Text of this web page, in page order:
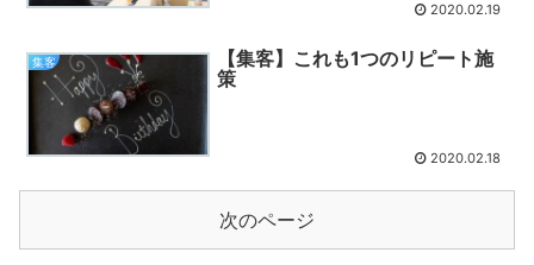
2020.02.19
集客
【集客】これも1つのリピート施
策
2020.02.18
次のページ